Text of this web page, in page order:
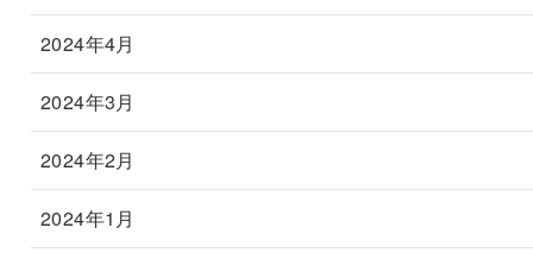
2024年4月
2024年3月
2024年2月
2024年1月